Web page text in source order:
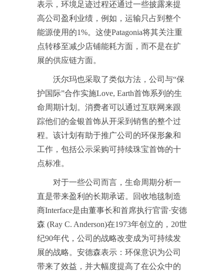
表示，环境足迹过程还通过一些披露来提
高公司盈利业绩，例如，运输只占到整个
能源使用的1%。这使Patagonia将其关注重
点转移至减少店铺能耗方面，而不是在扩
展的供应链方面。
沃尔玛也采取了类似方法，公司与“保
护国际”合作实施Love, Earth首饰系列的生
命周期计划。消费者可以通过互联网来跟
踪他们的金银首饰从开采到销售的整个过
程。该计划有助于推广公司的环保形象和
工作，包括公示采购可持续珠宝首饰的十
点标准。
对于一些公司而言，生命周期分析一
直是带来盈利的长期承诺。回收地毯制造
商Interface是由董事长和首席执行官雷·安德
森 (Ray C. Anderson)在1973年创立的，20世
纪90年代，公司的战略改变成为可持续发
展的战略。安德森表示：环保意识为公司
带来了效益，并大幅度提高了在公众中的